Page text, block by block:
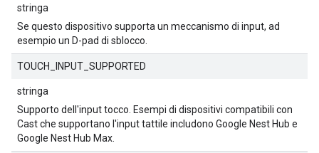
stringa
Se questo dispositivo supporta un meccanismo di input, ad
esempio un D-pad di sblocco.
TOUCH_INPUT_SUPPORTED
stringa
Supporto dell'input tocco. Esempi di dispositivi compatibili con
Cast che supportano l'input tattile includono Google Nest Hub e
Google Nest Hub Max.